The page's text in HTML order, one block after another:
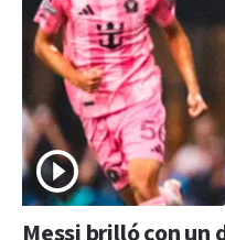
Messi brilló con